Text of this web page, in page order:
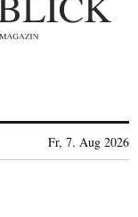
Fr, 7. Aug 2026